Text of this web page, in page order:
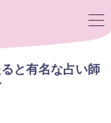
ると有名な占い師